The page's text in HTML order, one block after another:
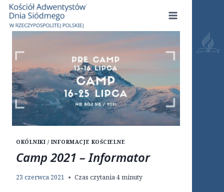
Przejdź
treści
OKÓLNIKI / INFORMACJE KOŚCIELNE
Camp 2021 – Informator
23 czerwca 2021 Czas czytania4minuty